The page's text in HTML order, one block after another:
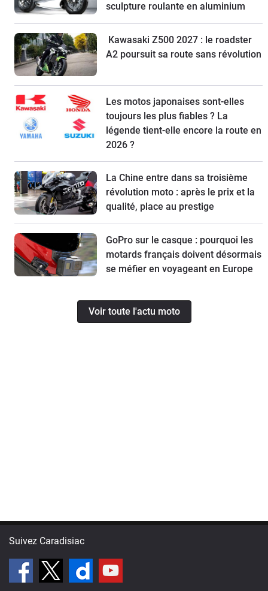
sculpture roulante en aluminium
Kawasaki Z500 2027 : le roadster
A2 poursuit sa route sans révolution
Les motos japonaises sont-elles
toujours les plus fiables ? La
légende tient-elle encore la route en
2026 ?
La Chine entre dans sa troisième
révolution moto : après le prix et la
qualité, place au prestige
GoPro sur le casque : pourquoi les
motards français doivent désormais
se méfier en voyageant en Europe
Voir toute l'actu moto
Suivez Caradisiac